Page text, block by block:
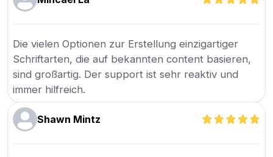
Die vielen Optionen zur Erstellung einzigartiger
Schriftarten, die auf bekannten content basieren,
sind großartig. Der support ist sehr reaktiv und
immer hilfreich.
Shawn Mintz